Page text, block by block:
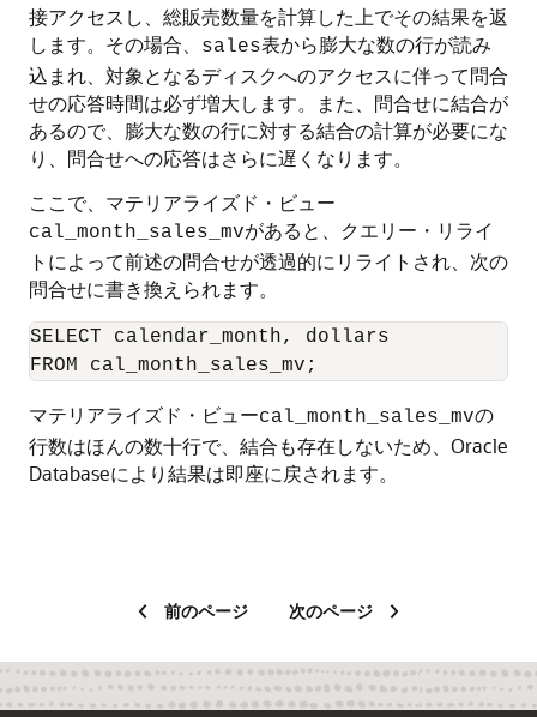
接アクセスし、総販売数量を計算した上でその結果を返
します。その場合、
sales表から膨大な数の行が読み
込まれ、対象となるディスクへのアクセスに伴って問合
せの応答時間は必ず増大します。また、問合せに結合が
あるので、膨大な数の行に対する結合の計算が必要にな
り、問合せへの応答はさらに遅くなります。
ここで、マテリアライズド・ビュー
cal_month_sales_mvがあると、クエリー・リライ
トによって前述の問合せが透過的にリライトされ、次の
問合せに書き換えられます。
SELECT calendar_month, dollars
マテリアライズド・ビューcal_month_sales_mvの
行数はほんの数十行で、結合も存在しないため、Oracle
Databaseにより結果は即座に戻されます。
前のページ 次のページ